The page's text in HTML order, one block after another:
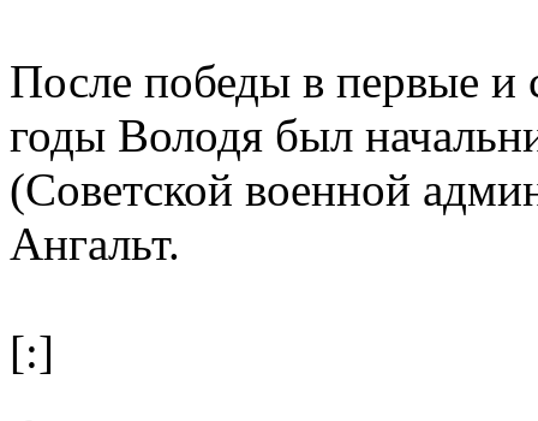
После победы в первые и
годы Володя был
(Советской военной
Ангальт.
[:]